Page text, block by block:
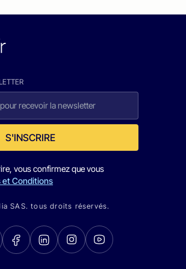
S'INSCRIRE
vous confirmez que vous
et Conditions
SAS. tous droits réservés.